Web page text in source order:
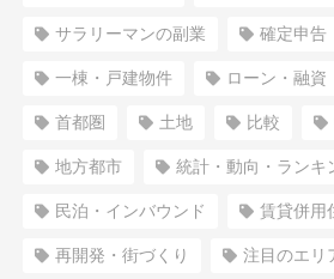
サラリーマンの副業 確定申告
一棟・戸建物件 ローン・融資
首都圏 土地 比較
地方都市 統計・動向・ランキ
民泊・インバウンド 賃貸併用
再開発・街づくり 注目のエリ